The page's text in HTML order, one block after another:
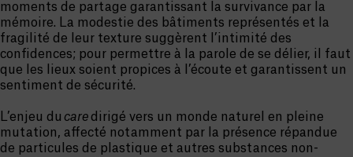
moments de partage garantissant la survivance par la
mémoire. La modestie des bâtiments représentés et la
fragilité de leur texture suggèrent l’intimité des
confidences; pour permettre à la parole de se délier, il faut
que les lieux soient propices à l’écoute et garantissent un
sentiment de sécurité.
L’enjeu du care dirigé vers un monde naturel en pleine
mutation, affecté notamment par la présence répandue
de particules de plastique et autres substances non-